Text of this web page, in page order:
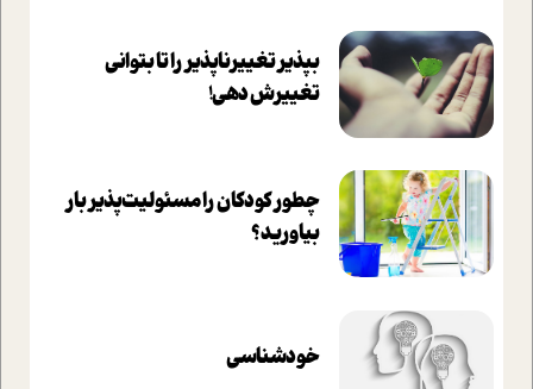
بپذير تغييرناپذير را تا بتواني
تغييرش دهي!‏
چطور کودکان را مسئولیت‌پذیر بار
بیاورید؟
خودشناسی